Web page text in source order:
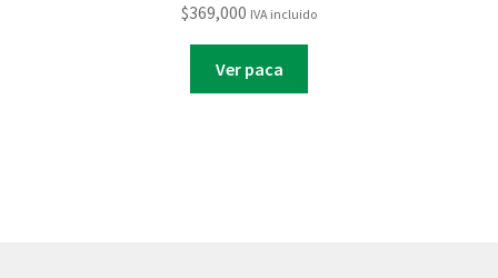
$369,000 IVA incluido
Ver paca